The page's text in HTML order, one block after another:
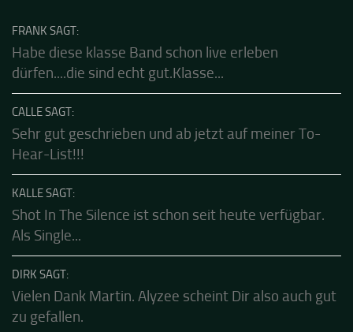
FRANK SAGT:
dürfen....die sind echt gut.Klasse...
CALLE SAGT:
Hear-List!!!
KALLE SAGT:
Als Single...
DIRK SAGT: